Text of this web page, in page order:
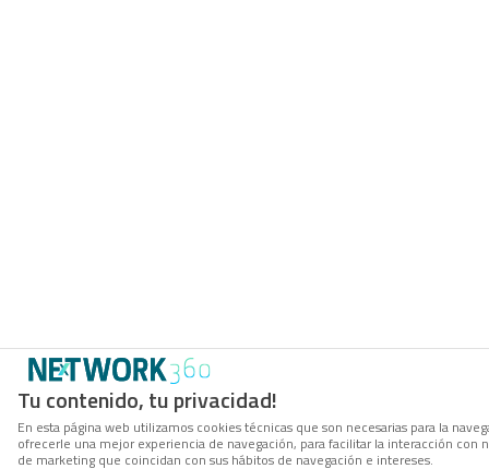
Tu contenido, tu privacidad!
En esta página web utilizamos cookies técnicas que son necesarias para la
ofrecerle una mejor experiencia de navegación, para facilitar la interacción
de marketing que coincidan con sus hábitos de navegación e intereses.